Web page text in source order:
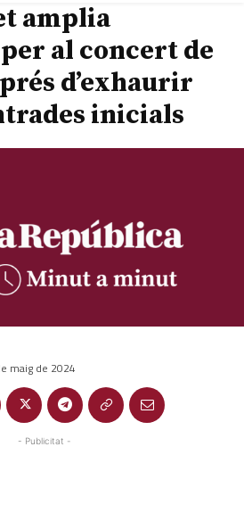
amplia
al concert de
d’exhaurir
inicials
maig de 2024
- Publicitat -